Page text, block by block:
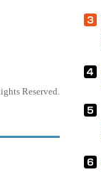
Reserved.